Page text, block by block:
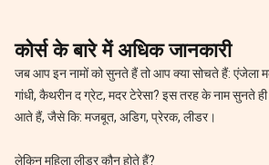
कोर्स के बारे में अधिक जानकारी
जब आप इन नामों को सुनते हैं तो आप क्या सोचते हैं: एंजेला
गांधी, कैथरीन द ग्रेट, मदर टेरेसा? इस तरह के नाम सुनते
आते हैं, जैसे कि: मजबूत, अडिग, प्रेरक, लीडर।
लेकिन महिला लीडर कौन होते हैं?